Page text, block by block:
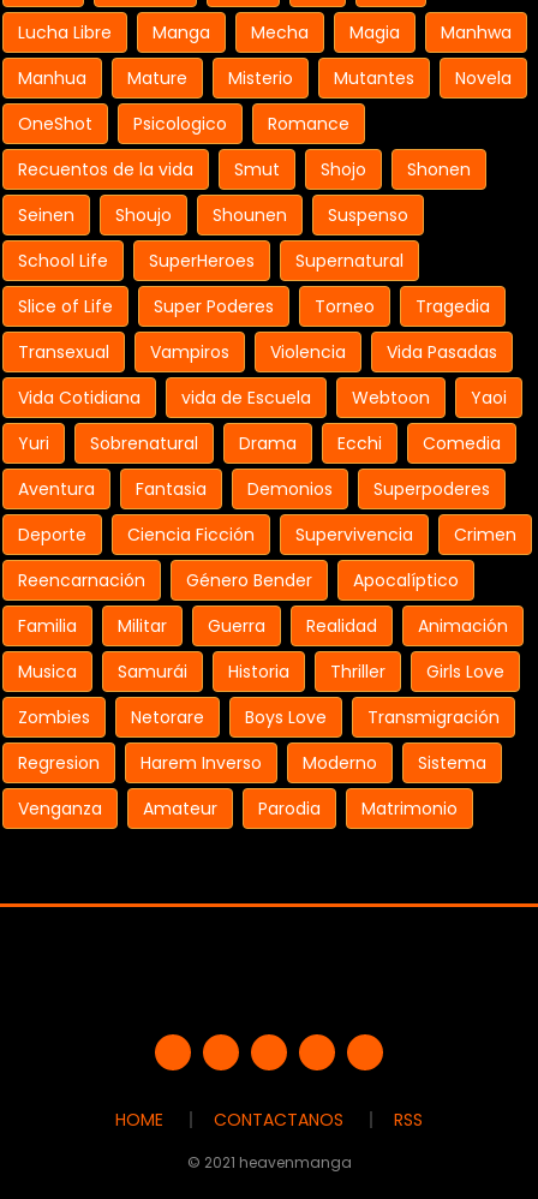
Lucha Libre
Manga Mecha Magia
Manhwa
Manhua
Mature Misterio Mutantes
Novela
OneShot
Psicologico
Romance
Recuentos de la vida
Smut Shojo
Shonen
Seinen
Shoujo Shounen
Suspenso
School Life
SuperHeroes
Supernatural
Slice of Life
Super Poderes Torneo
Tragedia
Transexual
Vampiros Violencia
Vida Pasadas
Vida Cotidiana
vida de Escuela Webtoon
Yaoi
Yuri
Sobrenatural Drama Ecchi
Comedia
Aventura
Fantasia Demonios
Superpoderes
Deporte
Ciencia Ficción Supervivencia
Crimen
Reencarnación
Género Bender
Apocalíptico
Familia
Militar Guerra Realidad
Animación
Musica
Samurái Historia Thriller
Girls Love
Zombies
Netorare Boys Love
Transmigración
Regresion
Harem Inverso Moderno
Sistema
Venganza
Amateur Parodia Matrimonio
HOME CONTACTANOS RSS
© 2021 heavenmanga